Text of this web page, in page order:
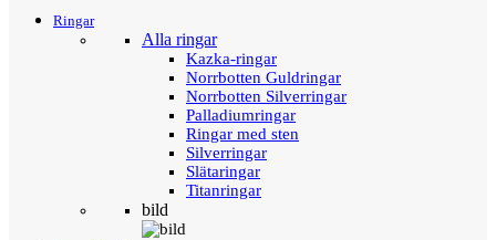
Ringar
Alla ringar
Kazka-ringar
Norrbotten Guldringar
Norrbotten Silverringar
Palladiumringar
Ringar med sten
Silverringar
Slätaringar
Titanringar
bild